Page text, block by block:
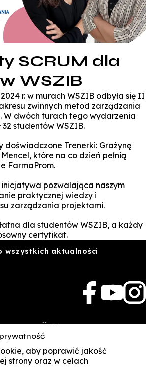
SCRUM dla
WSZIB
r. w murach WSZIB odbyła się II
zwinnych metod zarządzania
W dwóch turach tego wydarzenia
32 studentów WSZIB.
doświadczone Trenerki: Grażynę
które na co dzień pełnią
FarmaProm.
pozwalająca naszym
praktycznej wiedzy i
zarządzania projektami.
dla studentów WSZIB, a każdy
certyfikat.
wszystkich aktualności
O nas
Rekrutacja
Studia
Kontakt
aby poprawić jakość
strony oraz w celach